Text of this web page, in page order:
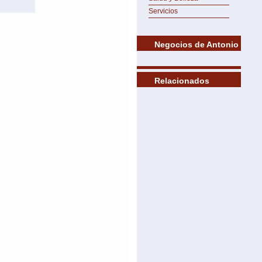
Servicios
Negocios de Antonio
Relacionados